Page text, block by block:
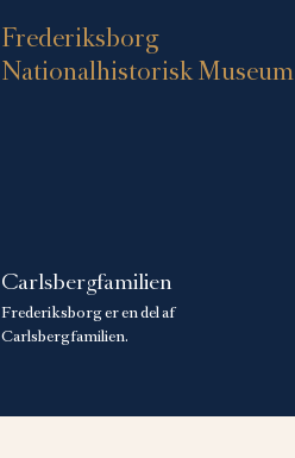
Frederiksborg
Nationalhistorisk Museum
Carlsbergfamilien
Frederiksborg er en del af
Carlsbergfamilien.